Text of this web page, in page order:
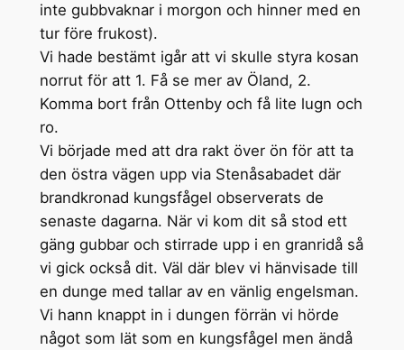
inte gubbvaknar i morgon och hinner med en
tur före frukost).
Vi hade bestämt igår att vi skulle styra kosan
norrut för att 1. Få se mer av Öland, 2.
Komma bort från Ottenby och få lite lugn och
ro.
Vi började med att dra rakt över ön för att ta
den östra vägen upp via Stenåsabadet där
brandkronad kungsfågel observerats de
senaste dagarna. När vi kom dit så stod ett
gäng gubbar och stirrade upp i en granridå så
vi gick också dit. Väl där blev vi hänvisade till
en dunge med tallar av en vänlig engelsman.
Vi hann knappt in i dungen förrän vi hörde
något som lät som en kungsfågel men ändå